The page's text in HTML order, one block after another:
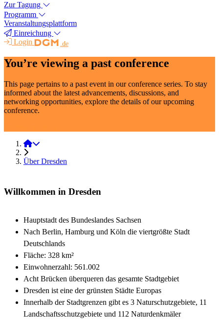
Zur Tagung
Programm
Veranstaltungsplattform
Einreichung
Login
.de
You’re viewing a past conference
This page pertains to a past event in our conference series. To stay
informed about the latest advancements, discussions, and
networking opportunities, explore the details of our upcoming
conference.
Werkstoffprüfung 2025
Über Dresden
Willkommen in Dresden
Hauptstadt des Bundeslandes Sachsen
Nach Berlin, Hamburg und Köln die viertgrößte Stadt
Deutschlands
Fläche: 328 km²
Einwohnerzahl: 561.002
Acht Brücken überqueren das gesamte Stadtgebiet
Dresden ist eine der grünsten Städte Europas
Innerhalb der Stadtgrenzen gibt es 3 Naturschutzgebiete, 11
Landschaftsschutzgebiete und 112 Naturdenkmäler